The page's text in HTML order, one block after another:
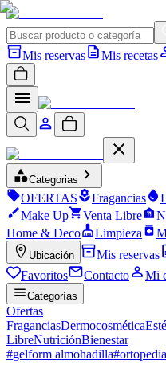
Mis reservas Mis recetas
Categorias
OFERTAS Fragancias
Make Up
Venta Libre
Home & Deco
Limpieza
Ubicación Mis reservas
Favoritos
Contacto Mi
Categorías
Ofertas
FraganciasDermocosmética
LibreNutriciónBienestar
#gelform almohadilla#ortopedia